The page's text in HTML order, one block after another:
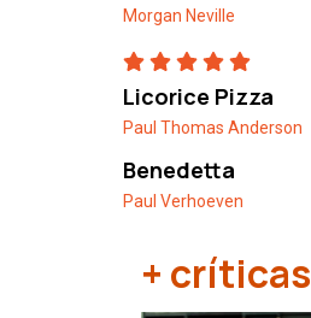
Morgan Neville
Licorice Pizza
Paul Thomas Anderson
Benedetta
Paul Verhoeven
+ críticas